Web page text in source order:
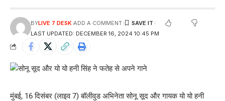
LAST UPDATED: DECEMBER 16, 2024 10:45 PM
BYLIVE 7 DESK ADD A COMMENT
मुंबई, 16 दिसंबर (लाइव 7) बॉलीवुड अभिनेता सोनू सूद और गायक यो यो हनी